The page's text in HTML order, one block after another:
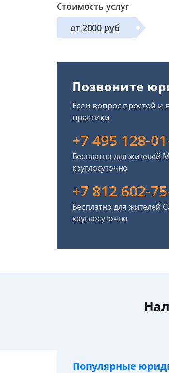
Стоимость услуг
от 2000 руб
Позвоните
Если вопрос простой и
практики
+7 495 128-
Бесплатно для
круглосуточно
+7 812 602-
Бесплатно для жителей
круглосуточно
Популярные